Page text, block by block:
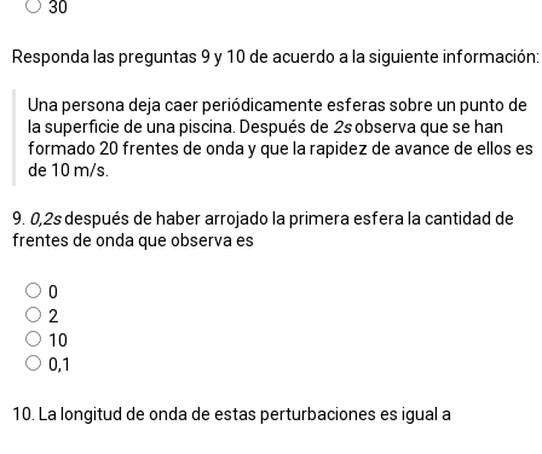
30
Responda las preguntas 9 y 10 de acuerdo a la siguiente información:
Una persona deja caer periódicamente esferas sobre un punto de
la superficie de una piscina. Después de 2sobserva que se han
formado 20 frentes de onda y que la rapidez de avance de ellos es
de 10 m/s.
9. 0,2sdespués de haber arrojado la primera esfera la cantidad de
frentes de onda que observa es
0
2
10
0,1
10. La longitud de onda de estas perturbaciones es igual a